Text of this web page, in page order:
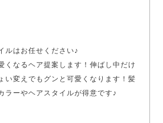
ルはお任せください♪
くなるヘア提案します！伸ばし中だけ
い変えでもグンと可愛くなります！髪
ラーやヘアスタイルが得意です♪